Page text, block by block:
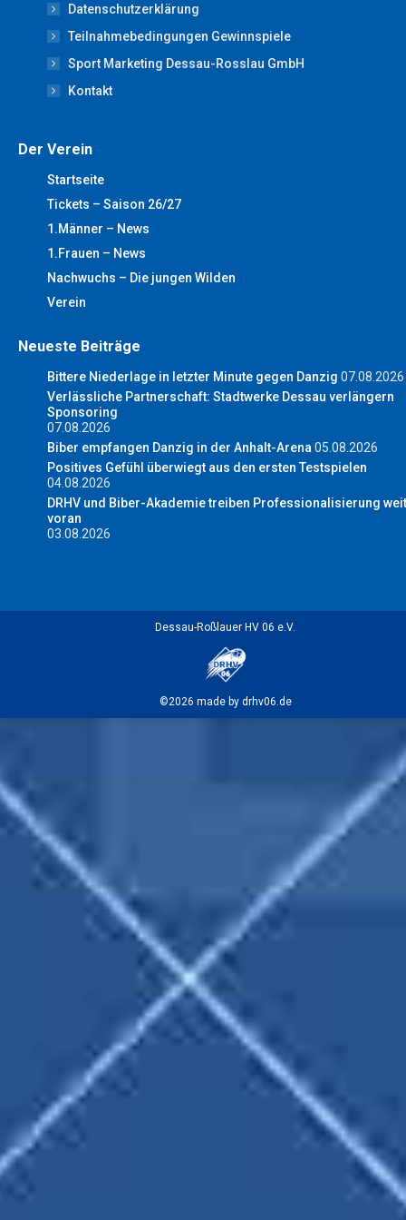
new
window
new
window
new
window
new
window
new
window
Datenschutzerklärung
Teilnahmebedingungen Gewinnspiele
Sport Marketing Dessau-Rosslau GmbH
Kontakt
Der Verein
Startseite
Tickets – Saison 26/27
1.Männer – News
1.Frauen – News
Nachwuchs – Die jungen Wilden
Verein
Neueste Beiträge
Bittere Niederlage in letzter Minute gegen Danzig 07.08.2026
Verlässliche Partnerschaft: Stadtwerke Dessau verlängern
Sponsoring
07.08.2026
Biber empfangen Danzig in der Anhalt-Arena 05.08.2026
Positives Gefühl überwiegt aus den ersten Testspielen
04.08.2026
DRHV und Biber-Akademie treiben Professionalisierung
voran
03.08.2026
Dessau-Roßlauer HV 06 e.V.
©2026 made by drhv06.de